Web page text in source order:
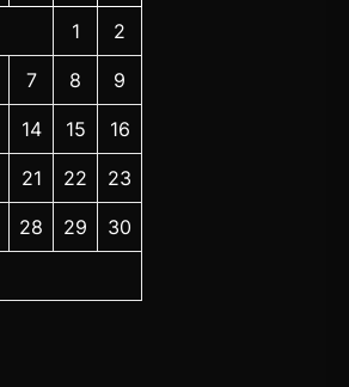
1
2
7 8 9
14 15 16
21 22 23
28 29 30